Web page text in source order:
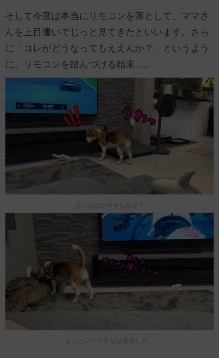
そして今度は本当にリモコンを落として、ママさ
んを上目遣いでじっと見てきたといいます。さら
に「コレがどうなってもええんか？」というよう
に、リモコンを踏んづける始末…。
思いのほか大きな音が！
なんという下手な誤魔化し方…